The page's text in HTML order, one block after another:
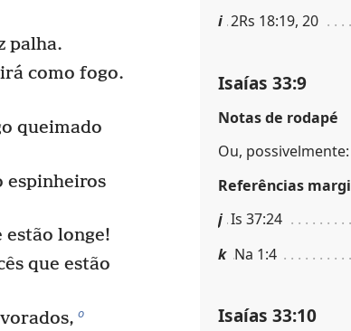
palha.
como fogo.
queimado
espinheiros
estão longe!
que estão
o
i 2Rs 18:19, 20
Isaías 33:9
Notas de rodapé
Ou, possivelmente:
Referências
j Is 37:24
k Na 1:4
Isaías 33:10